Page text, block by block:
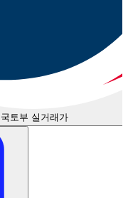
국토부 실거래가